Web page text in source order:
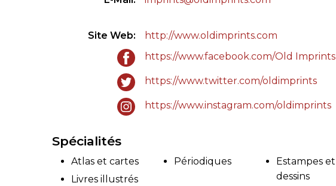
VIDEOS AND RESSOURCES
COMITÉ DE LA LILA
Site Web
http://www.oldimprints.com
https://www.facebook.com/Old Imprints
https://www.twitter.com/oldimprints
https://www.instagram.com/oldimprints
Spécialités
Atlas et cartes
Livres illustrés
Périodiques
Estampes et
dessins